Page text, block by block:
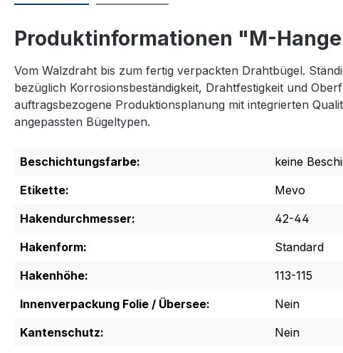
Produktinformationen "M-
Vom Walzdraht bis zum fertig verpackten Drahtbügel.
bezüglich Korrosionsbeständigkeit, Drahtfestigkeit und
auftragsbezogene Produktionsplanung mit integrierten
angepassten Bügeltypen.
Beschichtungsfarbe:
keine
Etikette:
Mevo
Hakendurchmesser:
42-44
Hakenform:
Standard
Hakenhöhe:
113-115
Innenverpackung Folie / Übersee:
Nein
Kantenschutz:
Nein